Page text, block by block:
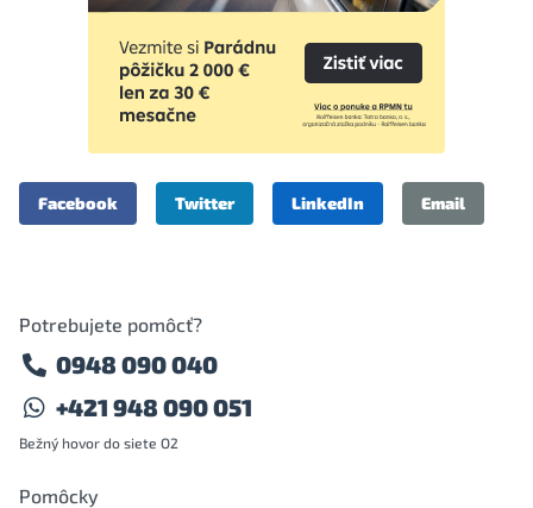
Facebook Twitter LinkedIn Email
Potrebujete pomôcť?
0948 090 040
+421 948 090 051
Bežný hovor do siete O2
Pomôcky